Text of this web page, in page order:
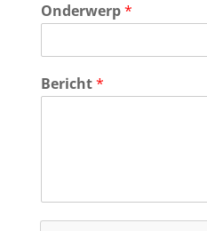
Onderwerp*
Bericht*